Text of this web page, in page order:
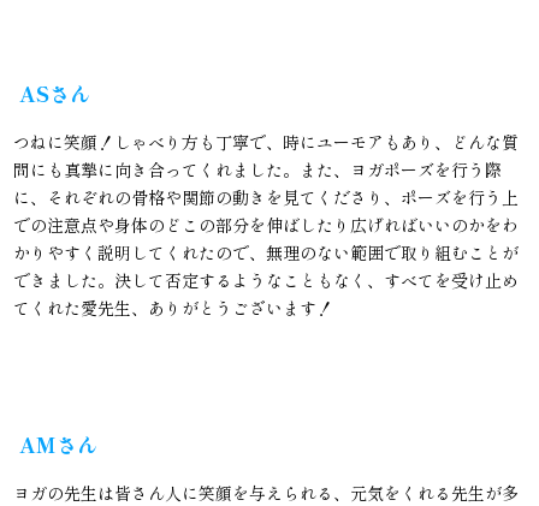
ASさん
つねに笑顔！しゃべり方も丁寧で、時にユーモアもあり、どんな質
問にも真摯に向き合ってくれました。また、ヨガポーズを行う際
に、それぞれの骨格や関節の動きを見てくださり、ポーズを行う上
での注意点や身体のどこの部分を伸ばしたり広げればいいのかをわ
かりやすく説明してくれたので、無理のない範囲で取り組むことが
できました。決して否定するようなこともなく、すべてを受け止め
てくれた愛先生、ありがとうございます！
AMさん
ヨガの先生は皆さん人に笑顔を与えられる、元気をくれる先生が多